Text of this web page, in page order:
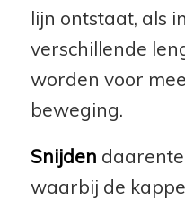
lijn ontstaat, als
verschillende
worden voor
beweging.
Snijden
waarbij de